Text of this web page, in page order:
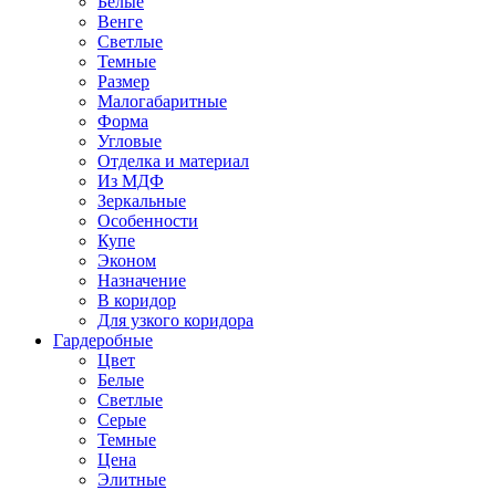
Венге
Светлые
Темные
Размер
Малогабаритные
Форма
Угловые
Отделка и материал
Из МДФ
Зеркальные
Особенности
Купе
Эконом
Назначение
В коридор
Для узкого коридора
Гардеробные
Цвет
Белые
Светлые
Серые
Темные
Цена
Элитные